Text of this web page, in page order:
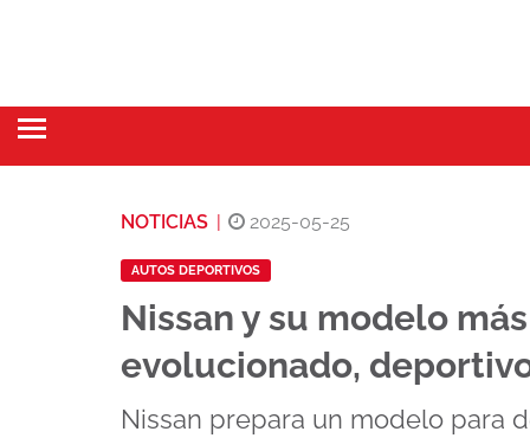
NOTICIAS 2025-05-25
AUTOS DEPORTIVOS
Nissan y su modelo
evolucionado,
Nissan prepara un modelo para